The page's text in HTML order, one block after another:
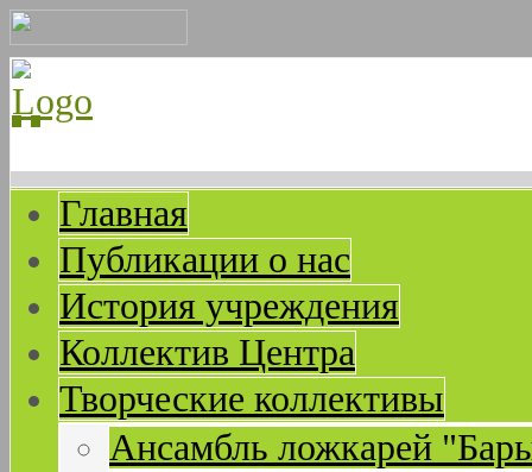
Главная
Публикации о нас
История учреждения
Коллектив Центра
Творческие коллективы
Ансамбль ложкарей